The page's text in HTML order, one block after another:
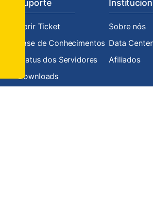
Suporte
Abrir Ticket
Base de Conhecimentos
Status dos Servidores
Downloads
Sobre nós
Data Center
Afiliados